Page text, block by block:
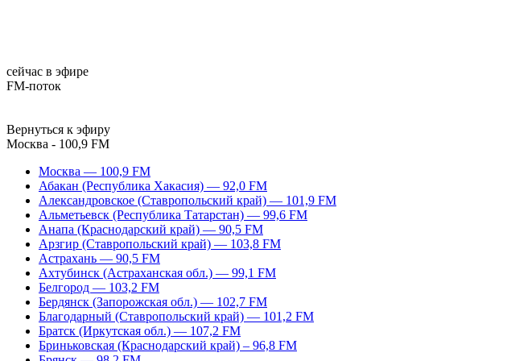
сейчас в эфире
FM-поток
Вернуться к эфиру
Москва - 100,9 FM
Москва — 100,9 FM
Абакан (Республика Хакасия) — 92,0 FM
Александровское (Ставропольский край) — 101,9 FM
Альметьевск (Республика Татарстан) — 99,6 FM
Анапа (Краснодарский край) — 90,5 FM
Арзгир (Ставропольский край) — 103,8 FM
Астрахань — 90,5 FM
Ахтубинск (Астраханская обл.) — 99,1 FM
Белгород — 103,2 FM
Бердянск (Запорожская обл.) — 102,7 FM
Благодарный (Ставропольский край) — 101,2 FM
Братск (Иркутская обл.) — 107,2 FM
Бриньковская (Краснодарский край) – 96,8 FM